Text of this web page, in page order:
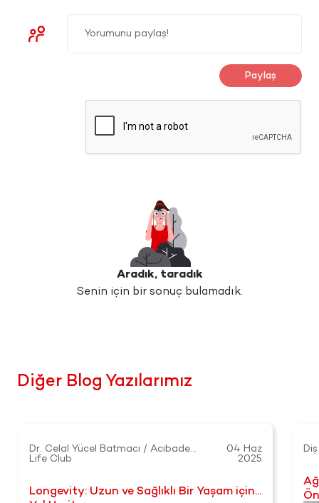
Paylaş
Aradık, taradık
Senin için bir sonuç bulamadık.
Diğer Blog Yazılarımız
Dr. Celal Yücel Batmacı / Acıbadem
Life Club
04 Haz
2025
Longevity: Uzun ve Sağlıklı Bir Yaşam için